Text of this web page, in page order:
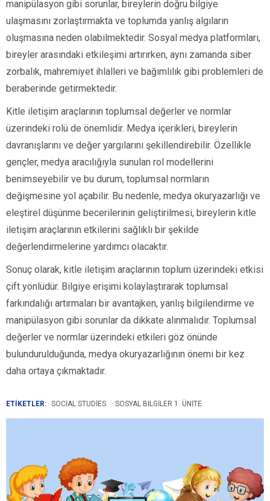
manipülasyon gibi sorunlar, bireylerin doğru bilgiye
ulaşmasını zorlaştırmakta ve toplumda yanlış algıların
oluşmasına neden olabilmektedir. Sosyal medya platformları,
bireyler arasındaki etkileşimi artırırken, aynı zamanda siber
zorbalık, mahremiyet ihlalleri ve bağımlılık gibi problemleri de
beraberinde getirmektedir.
Kitle iletişim araçlarının toplumsal değerler ve normlar
üzerindeki rolü de önemlidir. Medya içerikleri, bireylerin
davranışlarını ve değer yargılarını şekillendirebilir. Özellikle
gençler, medya aracılığıyla sunulan rol modellerini
benimseyebilir ve bu durum, toplumsal normların
değişmesine yol açabilir. Bu nedenle, medya okuryazarlığı ve
eleştirel düşünme becerilerinin geliştirilmesi, bireylerin kitle
iletişim araçlarının etkilerini sağlıklı bir şekilde
değerlendirmelerine yardımcı olacaktır.
Sonuç olarak, kitle iletişim araçlarının toplum üzerindeki etkisi
çift yönlüdür. Bilgiye erişimi kolaylaştırarak toplumsal
farkındalığı artırmaları bir avantajken, yanlış bilgilendirme ve
manipülasyon gibi sorunlar da dikkate alınmalıdır. Toplumsal
değerler ve normlar üzerindeki etkileri göz önünde
bulundurulduğunda, medya okuryazarlığının önemi bir kez
daha ortaya çıkmaktadır.
ETİKETLER: SOCIAL STUDIES SOSYAL BILGILER 1. ÜNITE